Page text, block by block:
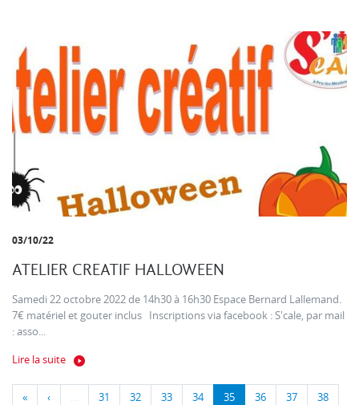
03/10/22
ATELIER CREATIF HALLOWEEN
Samedi 22 octobre 2022 de 14h30 à 16h30 Espace Bernard Lallemand.
7€ matériel et gouter inclus Inscriptions via facebook : S'cale, par mail
: asso...
Lire la suite
« ‹ … 31 32 33 34 35 36 37 38